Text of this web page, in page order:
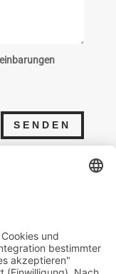
SENDEN
komplett für